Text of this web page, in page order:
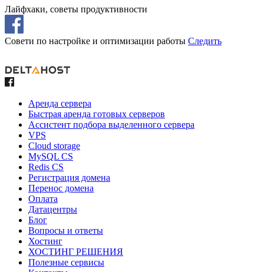
Лайфхаки, советы продуктивности
Совети по настройке и оптимизации работы Следить
Аренда сервера
Быстрая аренда готовых серверов
Ассистент подбора выделенного сервера
VPS
Cloud storage
MySQL CS
Redis CS
Регистрация домена
Перенос домена
Оплата
Датацентры
Блог
Вопросы и ответы
Хостинг
ХОСТИНГ РЕШЕНИЯ
Полезные сервисы